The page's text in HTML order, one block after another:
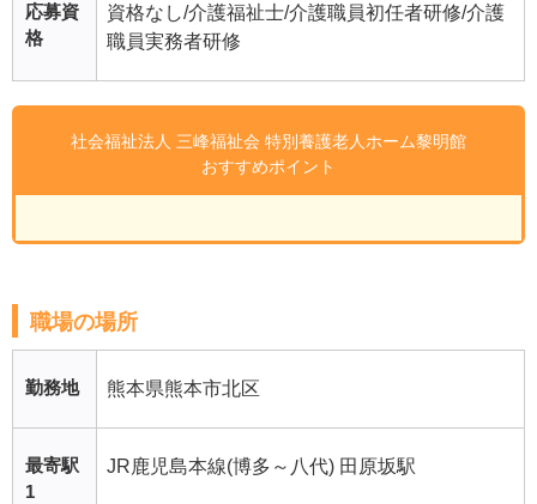
応募資
格
資格なし/介護福祉士/介護職員初任者研修/介護
職員実務者研修
社会福祉法人 三峰福祉会 特別養護老人ホーム黎明館
おすすめポイント
職場の場所
勤務地 熊本県熊本市北区
最寄駅
1
JR鹿児島本線(博多～八代) 田原坂駅